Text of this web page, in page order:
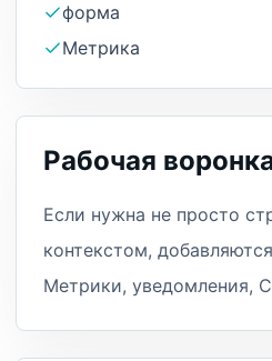
форма
Метрика
Рабочая
Если нужна не просто
контекстом,
Метрики, уведомления,